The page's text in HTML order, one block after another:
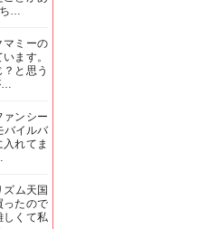
ち…
マミーの
ます。
と思う
…
ァンシー
バイルバ
れてま
ム天国
ったので
しくて私